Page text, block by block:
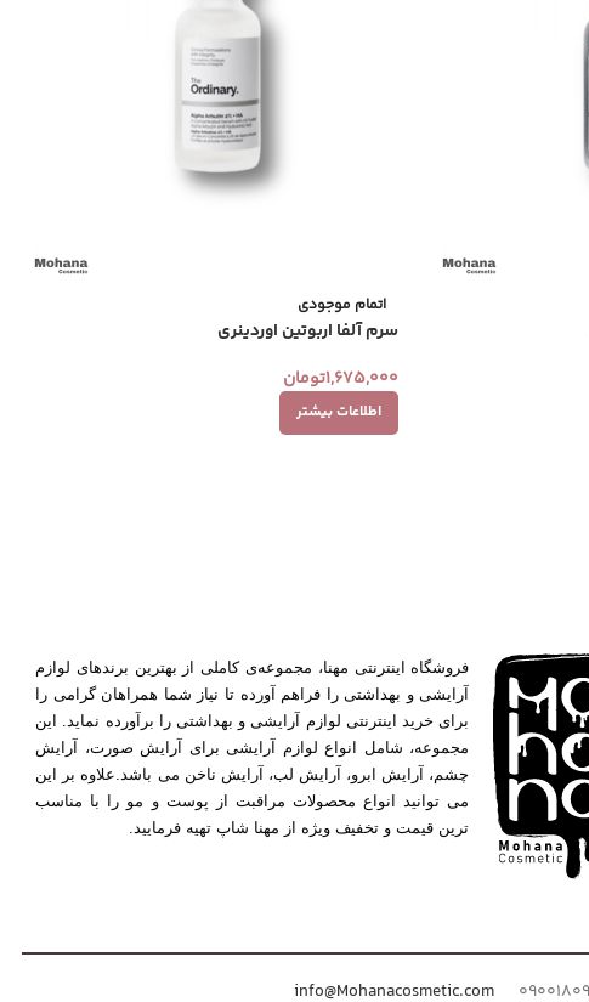
اتمام موجودی
سرم آلفا اربوتین اوردینری
1,675,000تومان
اطلاعات بیشتر
فروشگاه اینترنتی مهنا، مجموعه‌ی کاملی از بهترین برندهای لوازم
آرایشی و بهداشتی را فراهم آورده تا نیاز شما همراهان گرامی را
برای خرید اینترنتی لوازم آرایشی و بهداشتی را برآورده نماید. این
مجموعه، شامل انواع لوازم آرایشی برای آرایش صورت، آرایش
چشم، آرایش ابرو، آرایش لب، آرایش ناخن می باشد.علاوه بر این
می توانید انواع محصولات مراقبت از پوست و مو را با مناسب
ترین قیمت و تخفیف ویژه از مهنا شاپ تهیه فرمایید.
info@Mohanacosmetic.com